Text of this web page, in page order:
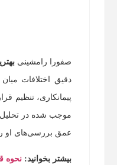
صفورا رامشینی
دقیق اختلافات
پیمانکاری، تنظیم
موجب شده در تحلیل
عمق بررسی‌های او
بیشتر بخوانید: نحوه